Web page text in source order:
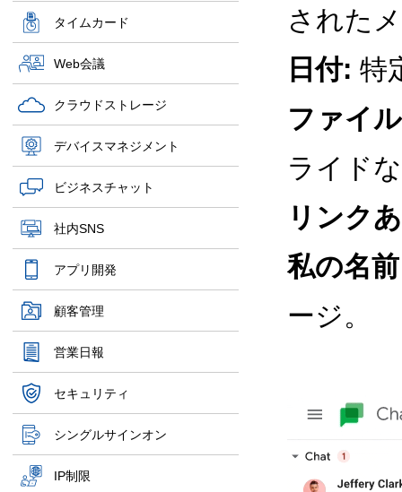
タイムカード
Web会議
クラウドストレージ
デバイスマネジメント
ビジネスチャット
社内SNS
アプリ開発
顧客管理
営業日報
セキュリティ
シングルサインオン
IP制限
された
日付: 特
ファイ
ライド
リンク
私の名
ージ。